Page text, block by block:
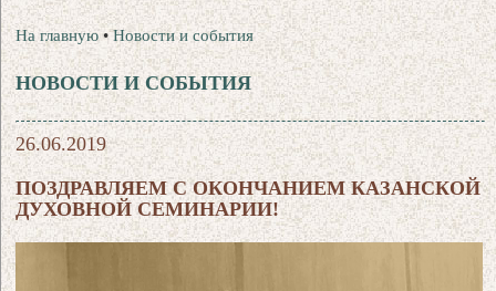
На главную •Новости и события
НОВОСТИ И СОБЫТИЯ
26.06.2019
ПОЗДРАВЛЯЕМ С ОКОНЧАНИЕМ КАЗАНСКОЙ
ДУХОВНОЙ СЕМИНАРИИ!